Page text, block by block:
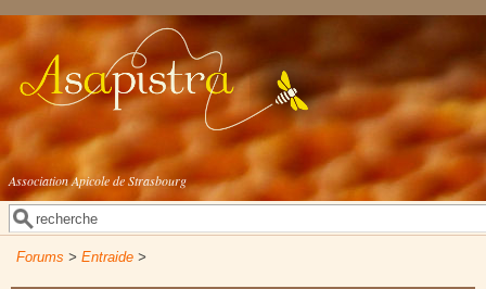
Aller au contenu principal
Association Apicole de Strasbourg
Formulaire de recherche
Rechercher
Forums > Entraide >